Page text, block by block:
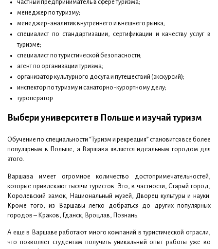
частный предприниматель в сфере туризма;
менеджер по туризму;
менеджер-аналитик внутреннего и внешнего рынка;
специалист по стандартизации, сертификации и качеству услуг в
туризме;
специалист по туристической безопасности;
агент по организации туризма;
организатор культурного досуга и путешествий (экскурсий);
инспектор по туризму и санаторно-курортному делу;
туроператор
Выбери университет в Польше и изучай туризм
Обучение по специальности “Туризм и рекреация” становится все более
популярным в Польше, а Варшава является идеальным городом для
этого.
Варшава имеет огромное количество достопримечательностей,
которые привлекают тысячи туристов. Это, в частности, Старый город,
Королевский замок, Национальный музей, Дворец культуры и науки.
Кроме того, из Варшавы легко добраться до других популярных
городов – Краков, Гданск, Вроцлав, Познань.
А еще в Варшаве работают много компаний в туристической отрасли,
что позволяет студентам получить уникальный опыт работы уже во